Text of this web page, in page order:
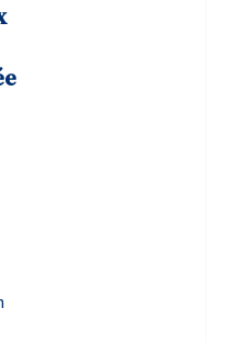
actuels
enseignant et
administratif